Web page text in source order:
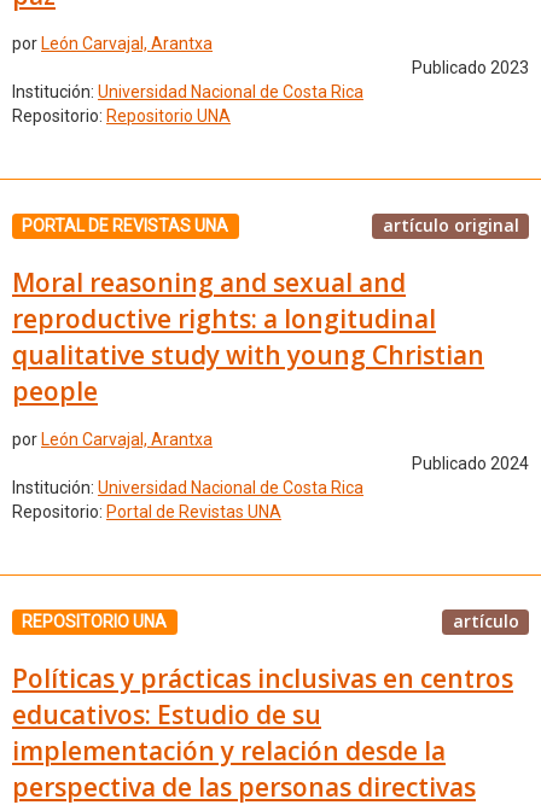
por León Carvajal, Arantxa
Publicado 2023
Institución: Universidad Nacional de Costa Rica
Repositorio: Repositorio UNA
PORTAL DE REVISTAS UNA artículo original
Moral reasoning and sexual and
reproductive rights: a longitudinal
qualitative study with young Christian
people
por León Carvajal, Arantxa
Publicado 2024
Institución: Universidad Nacional de Costa Rica
Repositorio: Portal de Revistas UNA
REPOSITORIO UNA artículo
Políticas y prácticas inclusivas en centros
educativos: Estudio de su
implementación y relación desde la
perspectiva de las personas directivas